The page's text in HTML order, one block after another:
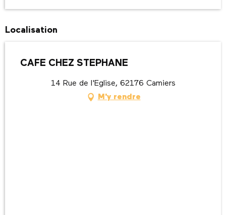
Localisation
CAFE CHEZ STEPHANE
14 Rue de l'Eglise, 62176 Camiers
M'y rendre